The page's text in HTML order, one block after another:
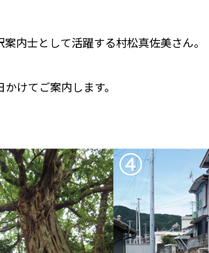
内士として活躍する村松真佐美さん。
けてご案内します。